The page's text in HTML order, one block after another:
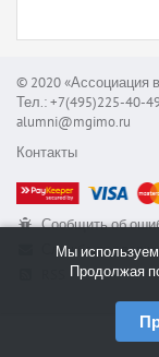
© 2020
Тел.: +7(495)225-40-
alumni@mgimo.ru
Контакты
Сообщить об
Служба
Мы
Продолжая